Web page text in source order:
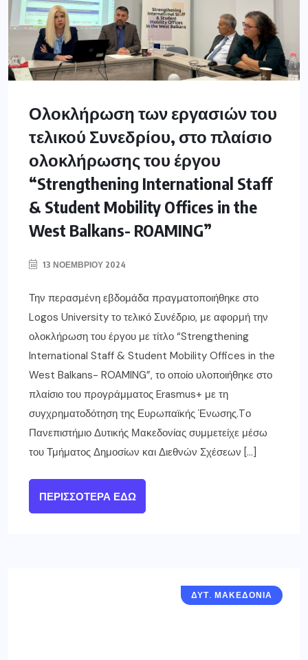
Ολοκλήρωση των εργασιών του
τελικού Συνεδρίου, στο πλαίσιο
ολοκλήρωσης του έργου
“Strengthening International Staff
& Student Mobility Offices in the
West Balkans- ROAMING”
13 ΝΟΕΜΒΡΊΟΥ 2024
Την περασμένη εβδομάδα πραγματοποιήθηκε στο
Logos University το τελικό Συνέδριο, με αφορμή την
ολοκλήρωση του έργου με τίτλο “Strengthening
International Staff & Student Mobility Offices in the
West Balkans- ROAMING”, το οποίο υλοποιήθηκε στο
πλαίσιο του προγράμματος Erasmus+ με τη
συγχρηματοδότηση της Ευρωπαϊκής Ένωσης.Tο
Πανεπιστήμιο Δυτικής Μακεδονίας συμμετείχε μέσω
του Τμήματος Δημοσίων και Διεθνών Σχέσεων […]
ΠΕΡΙΣΣΌΤΕΡΑ ΕΔΏ
ΔΥΤ. ΜΑΚΕΔΟΝΙΑ